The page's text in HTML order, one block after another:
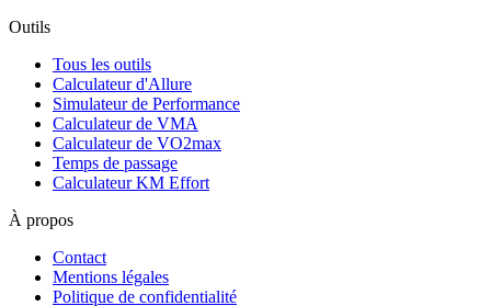
Outils
Tous les outils
Calculateur d'Allure
Simulateur de Performance
Calculateur de VMA
Calculateur de VO2max
Temps de passage
Calculateur KM Effort
À propos
Contact
Mentions légales
Politique de confidentialité